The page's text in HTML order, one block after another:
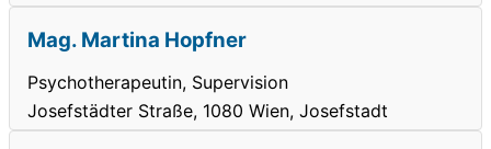
Mag. Martina Hopfner
Psychotherapeutin, Supervision
Josefstädter Straße, 1080 Wien, Josefstadt